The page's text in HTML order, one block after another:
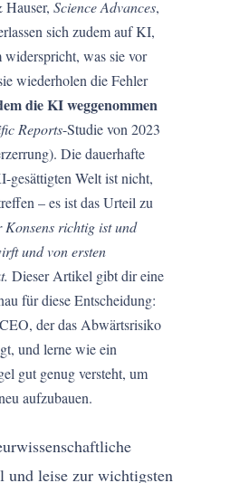
Hauser,Science Advances,
sich zudem auf KI,
widerspricht, was sie vor
wiederholen die Fehler
die KI weggenommen
Reports-Studie von 2023
Die dauerhafte
gesättigten Welt ist nicht,
– es ist das Urteil zu
Konsens richtig ist und
und von ersten
Dieser Artikel gibt dir eine
für diese Entscheidung:
der das Abwärtsrisiko
und lerne wie ein
gut genug versteht, um
aufzubauen.
und leise zur wichtigsten